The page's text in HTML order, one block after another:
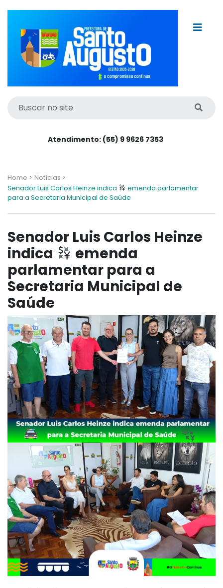
Atendimento: (55) 9 9626 7353
Home > Notícias >
Senador Luis Carlos Heinze indica
emenda parlamentar
para a Secretaria Municipal de Saúde
Senador Luis Carlos Heinze
indica
emenda
parlamentar para a
Secretaria Municipal de
Saúde